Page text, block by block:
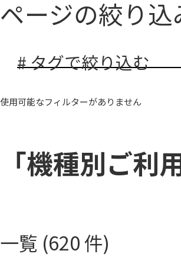
ページの絞り込
# タグで絞り込む
使用可能なフィルターがありません
「機種別ご利
一覧 (620 件)